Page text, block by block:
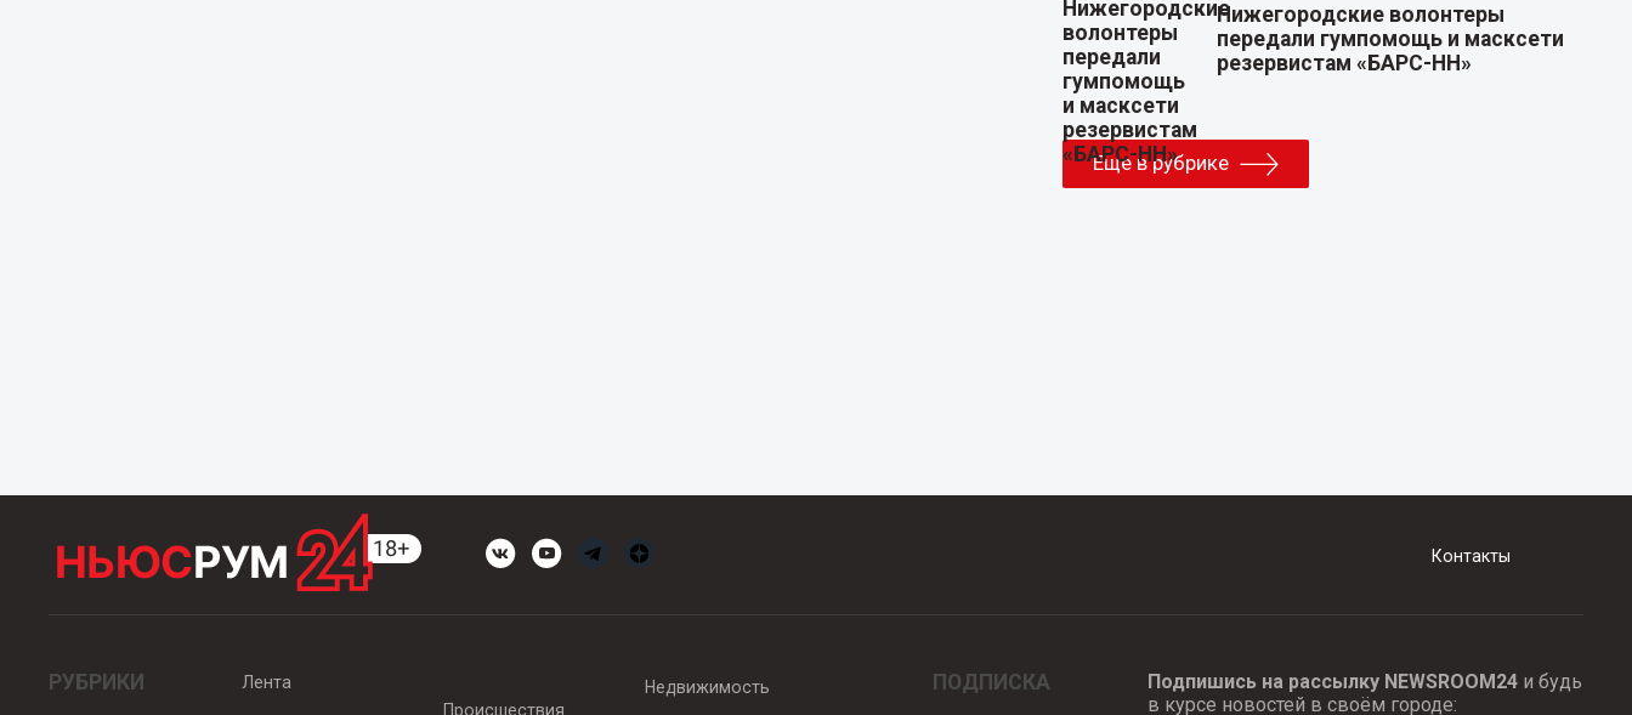
Нижегородские волонтеры
передали гумпомощь и масксети
резервистам «БАРС-НН»
Еще в рубрике
Контакты
РУБРИКИ
Лента
Происшествия
Недвижимость ПОДПИСКА Подпишись на рассылку NEWSROOM24и будь
в курсе новостей в своём городе: